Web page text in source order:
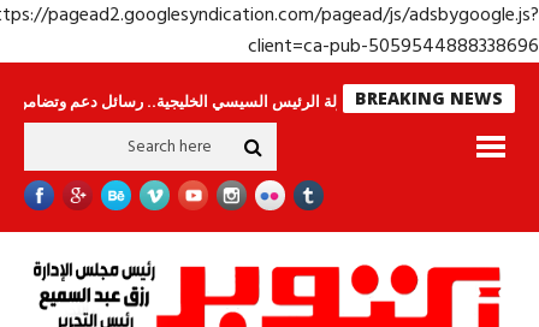
https://pagead2.googlesyndication.com/pagead/js/
client=ca-pub-
BREAKING NEWS
لا ينامون جولة الرئيس السيسي الخليجية.. رسائل دعم وتضامن للأشقاء